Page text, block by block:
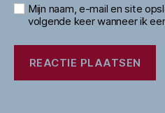
Mijn naam, e-mail en site
volgende keer wanneer ik